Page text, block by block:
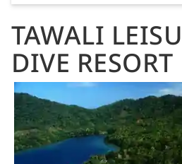
TAWALI
DIVE RESORT